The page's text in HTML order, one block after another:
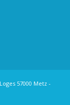
57000 Metz -